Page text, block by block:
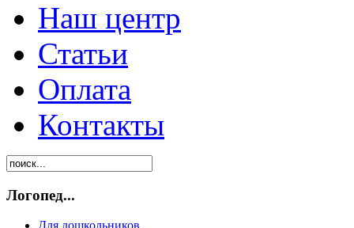
Наш центр
Статьи
Оплата
Контакты
Логопед...